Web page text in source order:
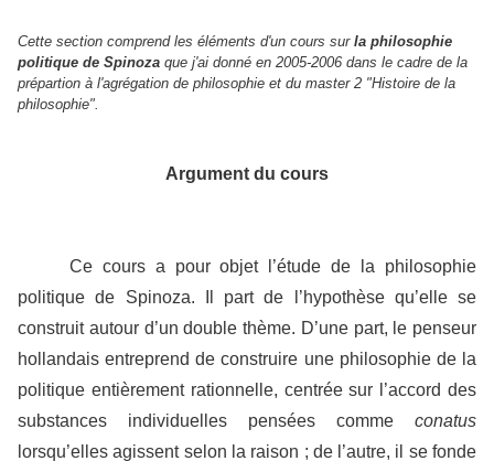
Cette section comprend les éléments d'un cours sur la philosophie
politique de Spinoza que j'ai donné en 2005-2006 dans le cadre de la
prépartion à l'agrégation de philosophie et du master 2 "Histoire de la
philosophie".
Argument du cours
Ce cours a pour objet l’étude de la philosophie
politique de Spinoza. Il part de l’hypothèse qu’elle se
construit autour d’un double thème. D’une part, le penseur
hollandais entreprend de construire une philosophie de la
politique entièrement rationnelle, centrée sur l’accord des
substances individuelles pensées comme conatus
lorsqu’elles agissent selon la raison ; de l’autre, il se fonde